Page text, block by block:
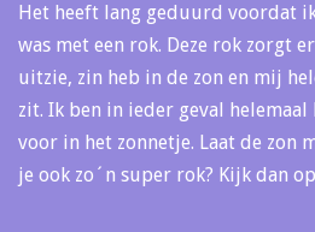
Het heeft lang geduurd voordat
was met een rok. Deze rok zorgt
uitzie, zin heb in de zon en mij
zit. Ik ben in ieder geval
voor in het zonnetje. Laat de zon
je ook zo´n super rok? Kijk dan op